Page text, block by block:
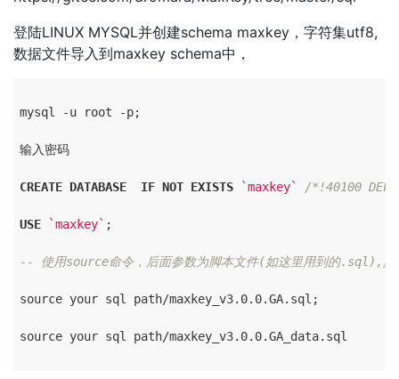
登陆LINUX MYSQL并创建schema maxkey，字符集utf8,
数据文件导入到maxkey schema中，
mysql -u root -p;
输入密码
CREATE DATABASE IF NOT EXISTS `maxkey` /*!40100
USE `maxkey` ;
-- 使用source命令，后面参数为脚本文件(如这里用到的.sql),其
source your sql path/maxkey_v3.0.0.GA.sql;
source your sql path/maxkey_v3.0.0.GA_data.sql